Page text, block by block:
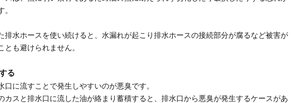
。
排水ホースを使い続けると、水漏れが起こり排水ホースの接続部分が腐るなど被害が
とも避けられません。
る
口に流すことで発生しやすいのが悪臭です。
カスと排水口に流した油が絡まり蓄積すると、排水口から悪臭が発生するケースがあ